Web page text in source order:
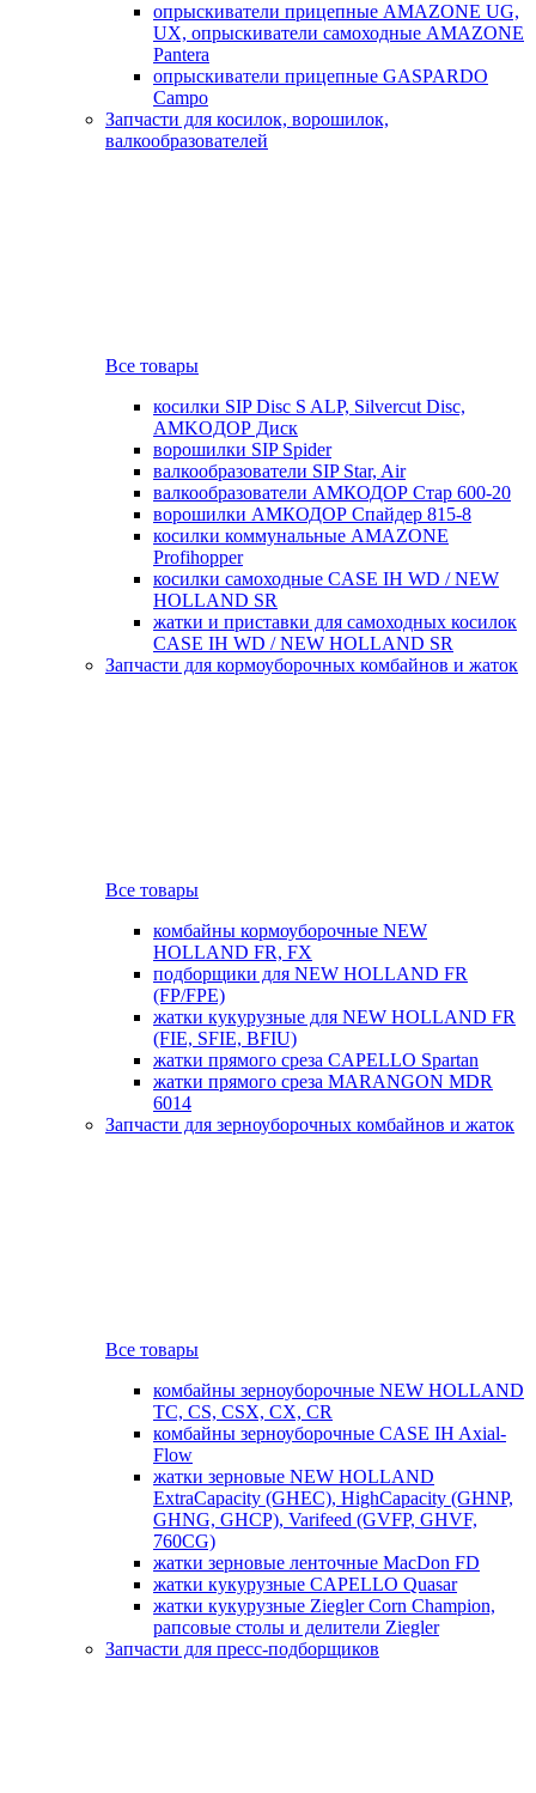
опрыскиватели прицепные AMAZONE UG,
UX, опрыскиватели самоходные AMAZONE
Pantera
опрыскиватели прицепные GASPARDO
Campo
Запчасти для косилок, ворошилок,
валкообразователей
Все товары
косилки SIP Disc S ALP, Silvercut Disc,
AMKOДОР Диск
ворошилки SIP Spider
валкообразователи SIP Star, Air
валкообразователи АМКОДОР Стар 600-20
ворошилки АМКОДОР Спайдер 815-8
косилки коммунальные AMAZONE
Profihopper
косилки самоходные CASE IH WD / NEW
HOLLAND SR
жатки и приставки для самоходных косилок
CASE IH WD / NEW HOLLAND SR
Запчасти для кормоуборочных комбайнов и жаток
Все товары
комбайны кормоуборочные NEW
HOLLAND FR, FX
подборщики для NEW HOLLAND FR
(FP/FPE)
жатки кукурузные для NEW HOLLAND FR
(FIE, SFIE, BFIU)
жатки прямого среза CAPELLO Spartan
жатки прямого среза MARANGON MDR
6014
Запчасти для зерноуборочных комбайнов и жаток
Все товары
комбайны зерноуборочные NEW HOLLAND
TC, CS, CSX, CX, CR
комбайны зерноуборочные CASE IH Axial-
Flow
жатки зерновые NEW HOLLAND
ExtraCapacity (GHEC), HighCapacity (GHNP,
GHNG, GHCP), Varifeed (GVFP, GHVF,
760CG)
жатки зерновые ленточные MacDon FD
жатки кукурузные CAPELLO Quasar
жатки кукурузные Ziegler Corn Champion,
рапсовые столы и делители Ziegler
Запчасти для пресс-подборщиков